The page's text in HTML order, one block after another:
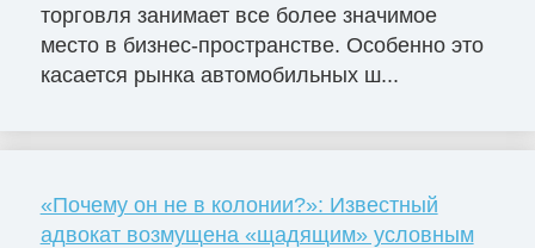
торговля занимает все более значимое
место в бизнес-пространстве. Особенно это
касается рынка автомобильных ш...
«Почему он не в колонии?»: Известный
адвокат возмущена «щадящим» условным